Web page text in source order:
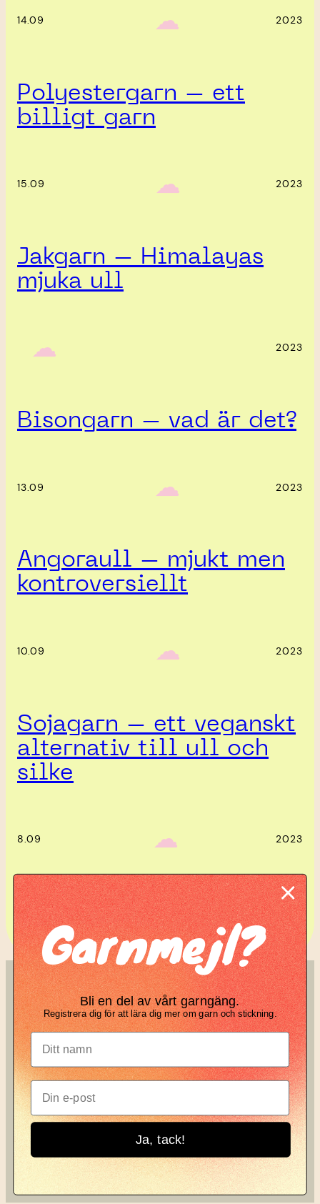
14.09 ‎ ‎‎ ☁︎‎‎ 2023
Polyestergarn – ett
billigt garn
15.09 ‎ ‎‎ ☁︎‎‎ 2023
Jakgarn – Himalayas
mjuka ull
‎ ‎‎ ☁︎‎‎ 2023
Bisongarn – vad är det?
13.09 ‎ ‎‎ ☁︎‎‎ 2023
Angoraull – mjukt men
kontroversiellt
10.09 ‎ ‎‎ ☁︎‎‎ 2023
Sojagarn – ett veganskt
alternativ till ull och
silke
8.09 ‎ ‎‎ ☁︎‎‎ 2023
Komplett guide: Lär dig
tova din stickning
SÖK
Search
KNIT KNOT
Manifesto
Garnbrev
Garnmejl?
Bli en del av vårt garngäng.
Registrera dig för att lära dig mer om garn och stickning.
Ja, tack!